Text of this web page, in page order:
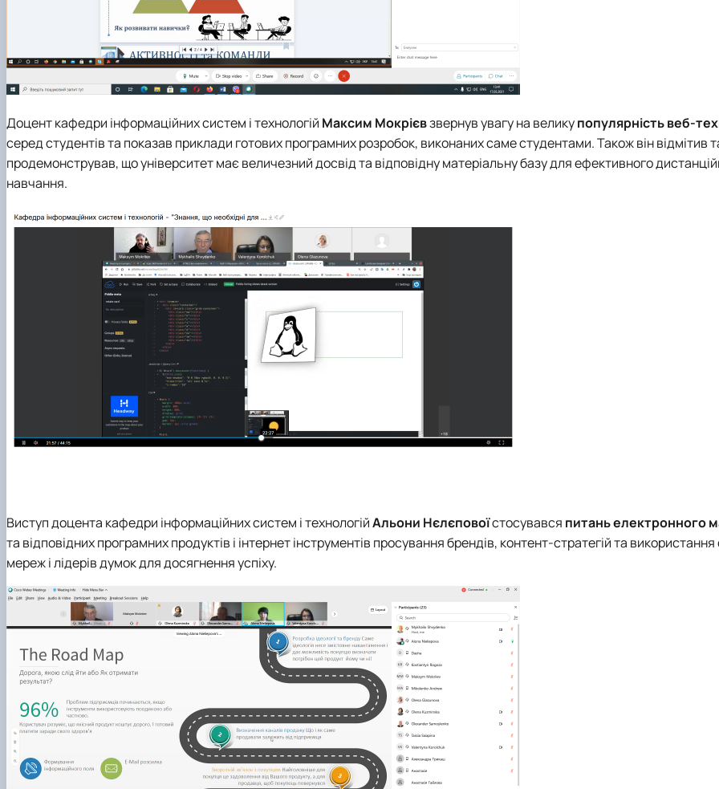
Доцент кафедри інформаційних систем і технологій Максим Мокрієвзвернув увагу на великупопулярність веб-
серед студентів та показав приклади готових програмних розробок, виконаних саме студентами. Також він відмітив
продемонстрував, що університет має величезний досвід та відповідну матеріальну базу для ефективного
навчання.
Виступ доцента кафедри інформаційних систем і технологійАльони Нєлєповоїстосувався питаньелектронного
та відповідних програмних продуктів і інтернет інструментів просування брендів, контент-стратегій та
мереж і лідерів думок для досягнення успіху.